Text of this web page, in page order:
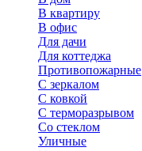
В квартиру
В офис
Для дачи
Для коттеджа
Противопожарные
С зеркалом
С ковкой
С терморазрывом
Со стеклом
Уличные